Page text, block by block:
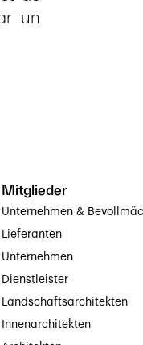
un
Mitglieder
Unternehmen &
Lieferanten
Unternehmen
Dienstleister
Landschaftsarchitekten
Innenarchitekten